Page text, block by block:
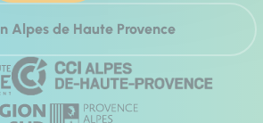
Alpes de Haute Provence